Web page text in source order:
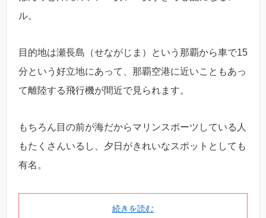
ル。
目的地は瀬長島（せながじま）という那覇から車で15
分という好立地にあって、那覇空港に近いこともあっ
て離陸する飛行機が間近で見られます。
もちろん目の前が海だからマリンスポーツしている人
もたくさんいるし、夕日がきれいなスポットとしても
有名。
続きを読む